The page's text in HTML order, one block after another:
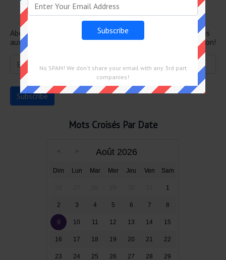
Newsletter
Abonnez-vous ci-dessous et recevez les dernières réponses
aux mots croisés directement dans votre boîte de réception!
Mots Croisés Par Date
Août 2026
Dim Lun Mar Mer Jeu Ven Sam
1
2 3 4 5 6 7 8
9 10 11 12 13 14 15
16 17 18 19 20 21 22
23 24 25 26 27 28 29
No SPAM! We don't share your email with any 3rd part
companies!